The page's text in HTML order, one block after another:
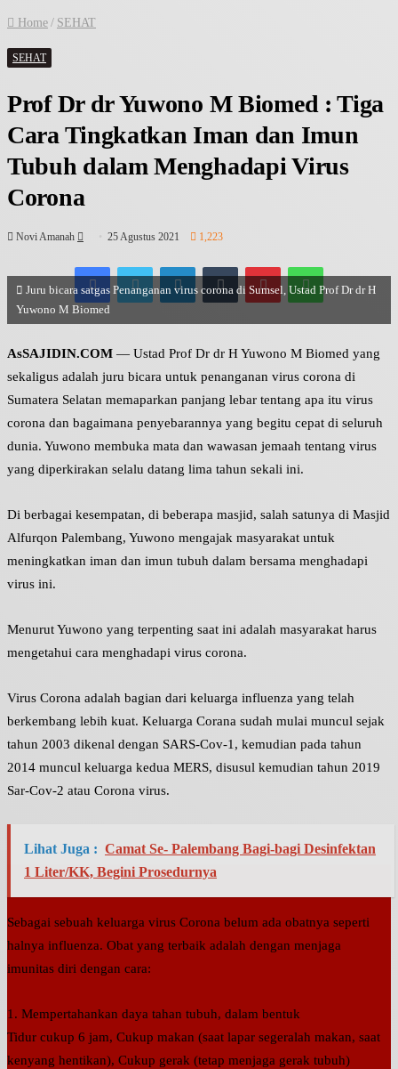
Home / SEHAT
SEHAT
Prof Dr dr Yuwono M Biomed : Tiga
Cara Tingkatkan Iman dan Imun
Tubuh dalam Menghadapi Virus
Corona
Novi Amanah
email
25 Agustus 2021 1,223
FacebookTwitter LinkedInTumblr PinterestWhatsApp
Juru bicara satgas Penanganan virus corona di Sumsel, Ustad Prof Dr dr H
Yuwono M Biomed
AsSAJIDIN.COM — Ustad Prof Dr dr H Yuwono M Biomed yang
sekaligus adalah juru bicara untuk penanganan virus corona di
Sumatera Selatan memaparkan panjang lebar tentang apa itu virus
corona dan bagaimana penyebarannya yang begitu cepat di seluruh
dunia. Yuwono membuka mata dan wawasan jemaah tentang virus
yang diperkirakan selalu datang lima tahun sekali ini.
Di berbagai kesempatan, di beberapa masjid, salah satunya di Masjid
Alfurqon Palembang, Yuwono mengajak masyarakat untuk
meningkatkan iman dan imun tubuh dalam bersama menghadapi
virus ini.
Menurut Yuwono yang terpenting saat ini adalah masyarakat harus
mengetahui cara menghadapi virus corona.
Virus Corona adalah bagian dari keluarga influenza yang telah
berkembang lebih kuat. Keluarga Corana sudah mulai muncul sejak
tahun 2003 dikenal dengan SARS-Cov-1, kemudian pada tahun
2014 muncul keluarga kedua MERS, disusul kemudian tahun 2019
Sar-Cov-2 atau Corona virus.
Lihat Juga : Camat Se- Palembang Bagi-bagi Desinfektan
1 Liter/KK, Begini Prosedurnya
Sebagai sebuah keluarga virus Corona belum ada obatnya seperti
halnya influenza. Obat yang terbaik adalah dengan menjaga
imunitas diri dengan cara:
1. Mempertahankan daya tahan tubuh, dalam bentuk
Tidur cukup 6 jam, Cukup makan (saat lapar segeralah makan, saat
kenyang hentikan), Cukup gerak (tetap menjaga gerak tubuh)